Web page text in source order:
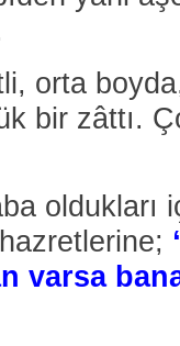
orta
bir zâttı.
oldukları
varsa